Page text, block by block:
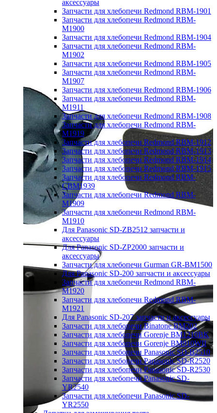
аксессуары
Запчасти для хлебопечи Redmond RBM-1901
Запчасти для хлебопечи Redmond RBM-
M1900
Запчасти для хлебопечи Redmond RBM-1904
Запчасти для хлебопечи Redmond RBM-
M1902
Запчасти для хлебопечи Redmond RBM-1905
Запчасти для хлебопечи Redmond RBM-
M1907
Запчасти для хлебопечи Redmond RBM-1906
Запчасти для хлебопечи Redmond RBM-
M1911
Запчасти для хлебопечи Redmond RBM-1908
Запчасти для хлебопечи Redmond RBM-
M1919
Запчасти для хлебопечи Redmond RBM-1912
Запчасти для хлебопечи Redmond RBM-1913
Запчасти для хлебопечи Redmond RBM-1914
Запчасти для хлебопечи Redmond RBM-1915
Запчасти для хлебопечи Redmond RBM-
CBM1939
Запчасти для хлебопечи Redmond RBM-
M1909
Запчасти для хлебопечи Redmond RBM-
M1910
Для Panasonic SD-ZB2512 запчасти и
аксессуары
Для Panasonic SD-ZP2000 запчасти и
аксессуары
Запчасти для хлебопечи Gurman GR-BM1500
Для Panasonic SD-200 запчасти и аксессуары
Запчасти для хлебопечи Redmond RBM-
M1920
Запчасти для хлебопечи Redmond RBM-
M1921
Для Panasonic SD-207 запчасти и аксессуары
Запчасти для хлебопечи Binatone BM202
Запчасти для хлебопечи Gorenje BM1210BK
Запчасти для хлебопечи Gorenje BM910WII
Запчасти для хлебопечи Panasonic SD-B2510
Запчасти для хлебопечи Panasonic SD-R2520
Запчасти для хлебопечи Panasonic SD-R2530
Запчасти для хлебопечи Panasonic SD-
YR2540
Запчасти для хлебопечи Panasonic SD-
YR2550